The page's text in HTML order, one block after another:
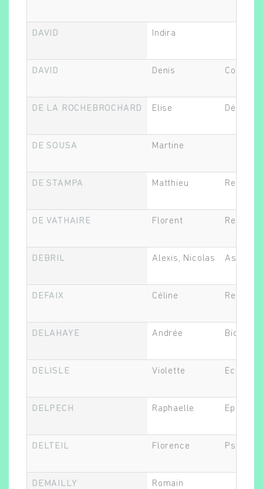
DAVID Indira
DAVID Denis Co-
DE LA ROCHEBROCHARD Elise
DE SOUSA Martine
DE STAMPA Matthieu
DE VATHAIRE Florent
DEBRIL Alexis, Nicolas
DEFAIX Céline
DELAHAYE Andrée
DELISLE Violette
DELPECH Raphaelle
DELTEIL Florence
DEMAILLY Romain